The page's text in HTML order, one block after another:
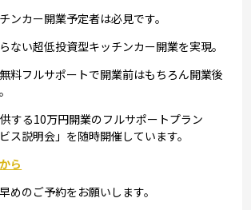
ンカー開業予定者は必見です。
ない超低投資型キッチンカー開業を実現。
料フルサポートで開業前はもちろん開業後
する10万円開業のフルサポートプラン
ス説明会」を随時開催しています。
ら
めのご予約をお願いします。